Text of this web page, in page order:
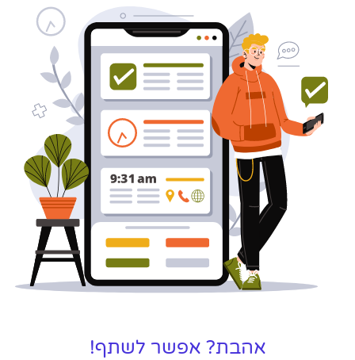
בעל/ת עסק? סוכנות ניהול מוניטין
לקידום, שיווק ופרסום באינטרנט
כאן עבורך!
לפרטים
אהבת? אפשר לשתף!